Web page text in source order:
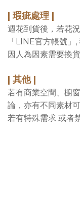
| 瑕疵處理 |
週花到貨後，若花
「LINE官方帳號
因人為因素需要換
| 其他 |
若有商業空間、櫥
論，亦有不同素材可
若有特殊需求 或者